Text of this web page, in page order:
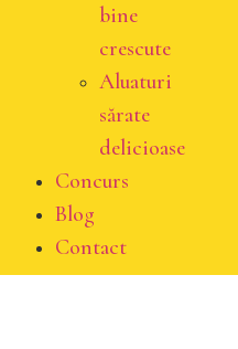
bine
crescute
Aluaturi
sărate
delicioase
Concurs
Blog
Contact